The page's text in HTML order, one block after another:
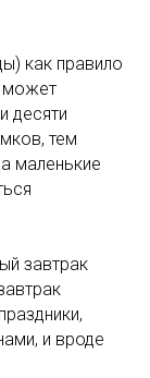
как правило
может
десяти
тем
маленькие
завтрак
и вроде